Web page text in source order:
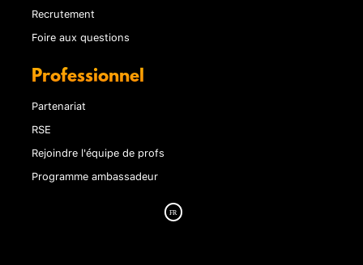
Recrutement
Foire aux questions
Professionnel
Partenariat
RSE
Rejoindre l'équipe de profs
Programme ambassadeur